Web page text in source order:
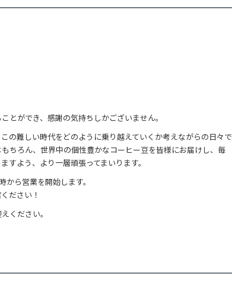
とができ、感謝の気持ちしかございません。
の難しい時代をどのように乗り越えていくか考えながらの日々で
ちろん、世界中の個性豊かなコーヒー豆を皆様にお届けし、毎
すよう、より一層頑張ってまいります。
ら営業を開始します。
ださい！
ください。